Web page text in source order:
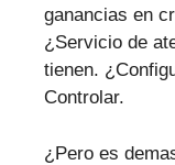
ganancias en
¿Servicio de
tienen.
Controlar.
¿Pero es